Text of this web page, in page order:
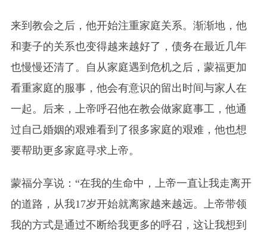
来到教会之后，他开始注重家庭关系。渐渐地，他
和妻子的关系也变得越来越好了，债务在最近几年
也慢慢还清了。自从家庭遇到危机之后，蒙福更加
看重家庭的服事，他会有意识的留出时间与家人在
一起。后来，上帝呼召他在教会做家庭事工，他通
过自己婚姻的艰难看到了很多家庭的艰难，他也想
要帮助更多家庭寻求上帝。
蒙福分享说：“在我的生命中，上帝一直让我走离开
的道路，从我17岁开始就离家越来越远。上帝带领
我的方式是通过不断给我更多的呼召，这让我想到